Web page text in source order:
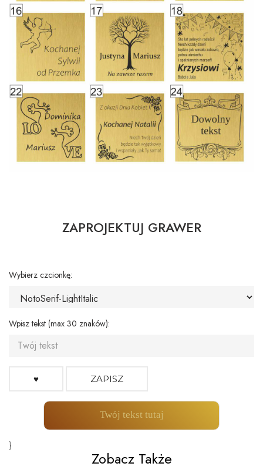
ZAPROJEKTUJ GRAWER
Wybierz czcionkę:
Wpisz tekst (max 30 znaków):
♥ ZAPISZ
Twój tekst tutaj
}
Zobacz Także